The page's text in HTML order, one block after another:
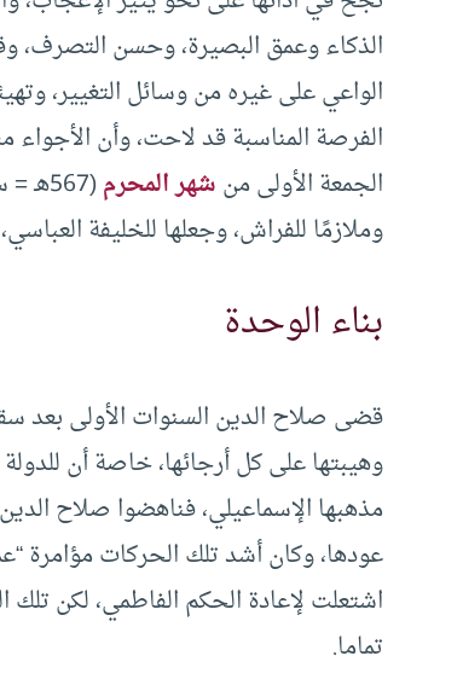
الذكاء وعمق البصيرة، وحسن التصرف،
الواعي على غيره من وسائل التغيير،
الفرصة المناسبة قد لاحت، وأن
الجمعة الأولى منشهر المحرم
وملازمًا للفراش، وجعلها للخليفة
بناء الوحدة
قضى صلاح الدين السنوات الأولى بعد
وهيبتها على كل أرجائها، خاصة أن
مذهبها الإسماعيلي، فناهضوا صلاح
عودها، وكان أشد تلك الحركات مؤامرة
اشتعلت لإعادة الحكم الفاطمي، لكن
تماما.